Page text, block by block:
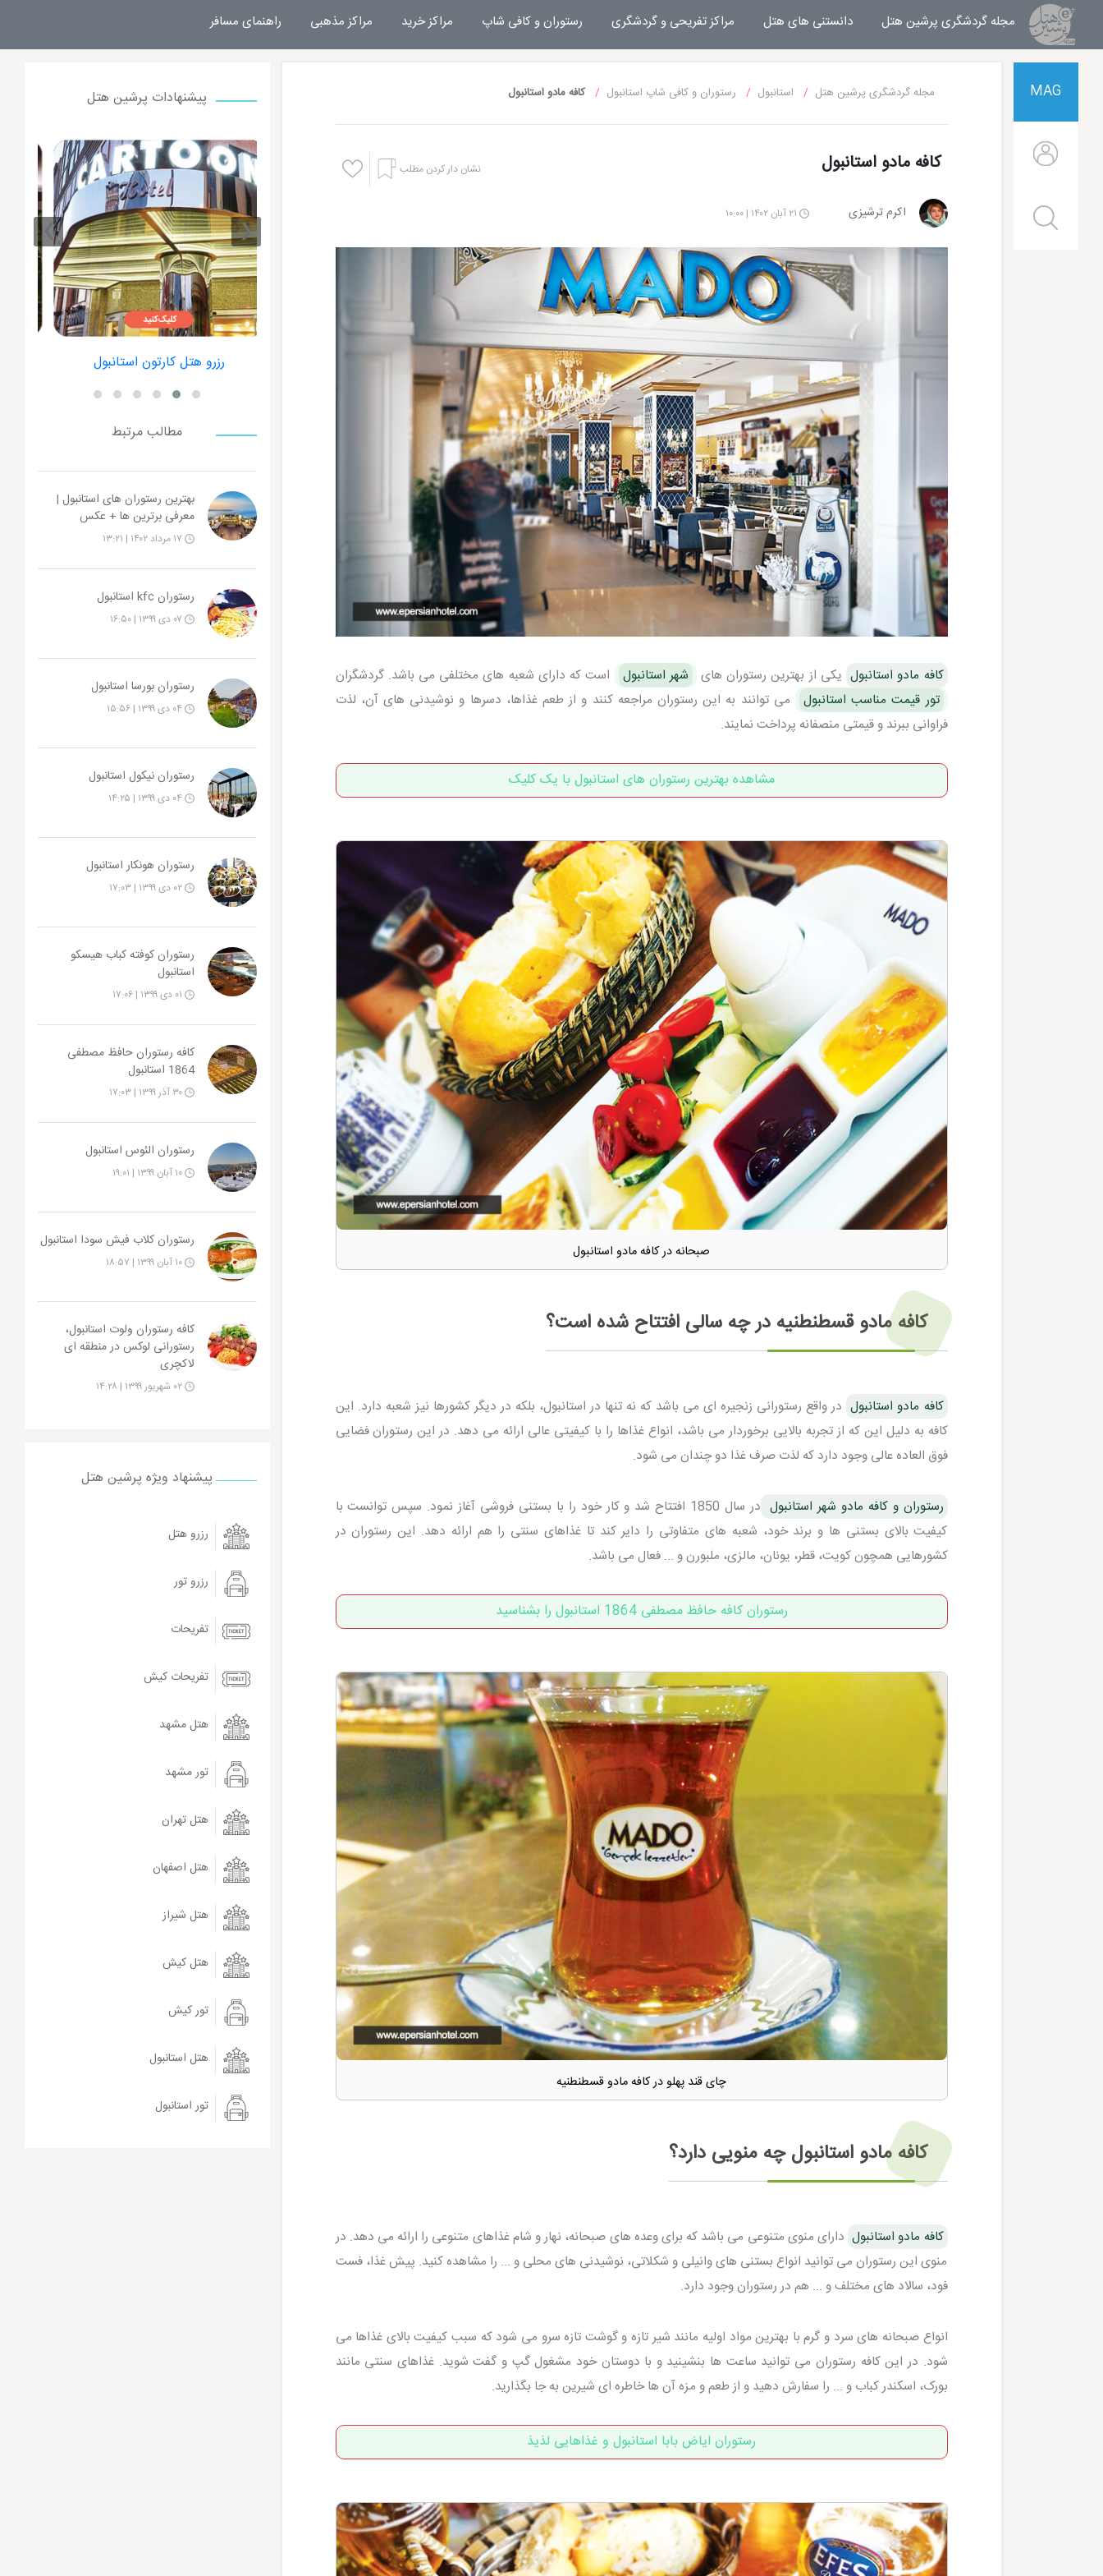
مجله گردشگری پرشین هتل مجله خبری پرشین هتل
دانستنی های هتل مراکز تفریحی و گردشگری رستوران و کافی شاپ مراکز خرید مراکز مذهبی راهنمای مسافر
MAG مجله گردشگری پرشین هتل استانبول رستوران و کافی شاپ استانبول کافه مادو استانبول
کافه مادو استانبول نشان دار کردن مطلب
اکرم ترشیزی ۲۱ آبان ۱۴۰۲ | ۱۰:۰۰
کافه مادو استانبول یکی از بهترین رستوران های شهر استانبول
است که دارای شعبه های مختلفی می باشد. گردشگران
تور قیمت مناسب استانبول
می توانند به این رستوران مراجعه کنند و از طعم غذاها، دسرها و نوشیدنی های آن، لذت
فراوانی ببرند و قیمتی منصفانه پرداخت نمایند.
مشاهده بهترین رستوران های استانبول با یک کلیک
صبحانه در کافه مادو استانبول
کافه مادو قسطنطنیه در چه سالی افتتاح شده است؟
کافه مادو استانبول در واقع رستورانی زنجیره ای می باشد که نه تنها در استانبول، بلکه در دیگر کشورها نیز شعبه دارد. این
کافه به دلیل این که از تجربه بالایی برخوردار می باشد، انواع غذاها را با کیفیتی عالی ارائه می دهد. در این رستوران فضایی
فوق العاده عالی وجود دارد که لذت صرف غذا دو چندان می شود.
رستوران و کافه مادو شهر استانبول
در سال 1850 افتتاح شد و کار خود را با بستنی فروشی آغاز نمود. سپس توانست با
کیفیت بالای بستنی ها و برند خود، شعبه های متفاوتی را دایر کند تا غذاهای سنتی را هم ارائه دهد. این رستوران در
کشورهایی همچون کویت، قطر، یونان، مالزی، ملبورن و ... فعال می باشد.
رستوران کافه حافظ مصطفی 1864 استانبول را بشناسید
چای قند پهلو در کافه مادو قسطنطنیه
کافه مادو استانبول چه منویی دارد؟
کافه مادو استانبول دارای منوی متنوعی می باشد که برای وعده های صبحانه، نهار و شام غذاهای متنوعی را ارائه می دهد. در
منوی این رستوران می توانید انواع بستنی های وانیلی و شکلاتی، نوشیدنی های محلی و ... را مشاهده کنید. پیش غذا، فست
فود، سالاد های مختلف و ... هم در رستوران وجود دارد.
انواع صبحانه های سرد و گرم با بهترین مواد اولیه مانند شیر تازه و گوشت تازه سرو می شود که سبب کیفیت بالای غذاها می
شود. در این کافه رستوران می توانید ساعت ها بنشینید و با دوستان خود مشغول گپ و گفت شوید. غذاهای سنتی مانند
بورک، اسکندر کباب و ... را سفارش دهید و از طعم و مزه آن ها خاطره ای شیرین به جا بگذارید.
رستوران ایاض بابا استانبول و غذاهایی لذیذ
پیشنهادات پرشین هتل
رزرو هتل سوئیس اوتل د بوسفوروس استانبول رزرو هتل تایتانیک سیتی تکسیم استانبول رزرو هتل کارتون استانبول رزرو هتل جیهانگیر استانبول
‹
›
مطالب مرتبط
بهترین رستوران های استانبول |
معرفی برترین ها + عکس
رستوران kfc استانبول
رستوران بورسا استانبول
رستوران نیکول استانبول
رستوران هونکار استانبول
۰۲ دی ۱۳۹۹ | ۱۷:۰۳
رستوران کوفته کباب هیسکو
استانبول
کافه رستوران حافظ مصطفی
1864 استانبول
۳۰ آذر ۱۳۹۹ | ۱۷:۰۳
رستوران الئوس استانبول
۱۰ آبان ۱۳۹۹ | ۱۹:۰۱
رستوران کلاب فیش سودا استانبول
۱۰ آبان ۱۳۹۹ | ۱۸:۵۷
کافه رستوران ولوت استانبول،
رستورانی لوکس در منطقه ای
لاکچری
۰۲ شهریور ۱۳۹۹ | ۱۴:۲۸
پیشنهاد ویژه پرشین هتل
رزرو هتل
رزرو تور
تفریحات
تفریحات کیش
هتل مشهد
تور مشهد
هتل تهران
هتل اصفهان
هتل شیراز
هتل کیش
تور کیش
هتل استانبول
تور استانبول